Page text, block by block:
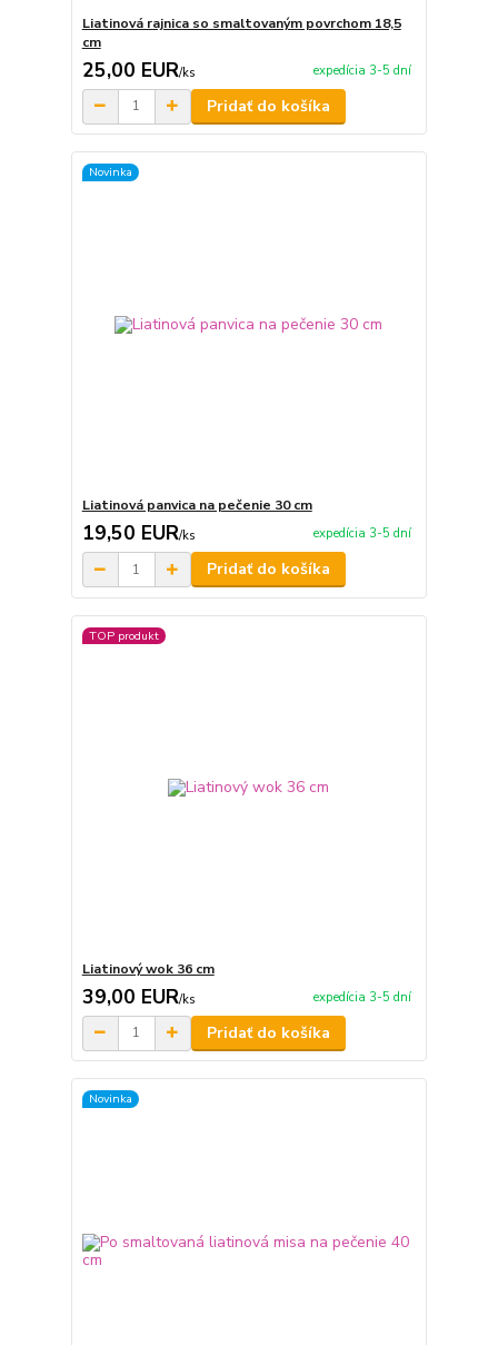
Liatinová rajnica so smaltovaným povrchom 18,5
cm
25,00 EUR/ks expedícia 3-5 dní
Pridať do košíka
Novinka
Liatinová panvica na pečenie 30 cm
19,50 EUR/ks expedícia 3-5 dní
Pridať do košíka
TOP produkt
Liatinový wok 36 cm
39,00 EUR/ks expedícia 3-5 dní
Pridať do košíka
Novinka